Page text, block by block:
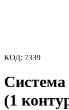
КОД: 7339
Система
(1